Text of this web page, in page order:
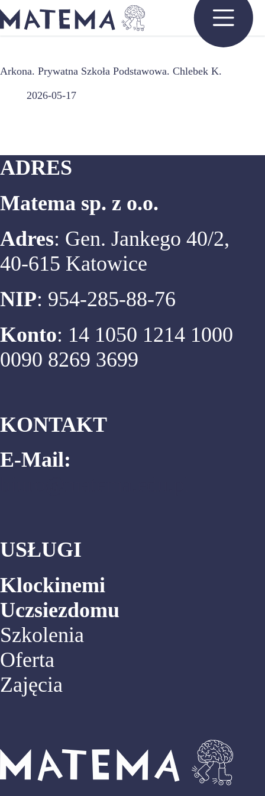
do
treści
Arkona. Prywatna Szkoła Podstawowa. Chlebek K.
2026-05-17
ADRES
Matema sp. z o.o.
Adres: Gen. Jankego 40/2,
40-615 Katowice
NIP: 954-285-88-76
Konto: 14 1050 1214 1000
0090 8269 3699
KONTAKT
E-Mail:
USŁUGI
Klockinemi
Uczsiezdomu
Szkolenia
Oferta
Zajęcia